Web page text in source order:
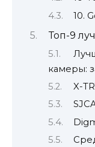
10.
Топ-9
камеры:
X-